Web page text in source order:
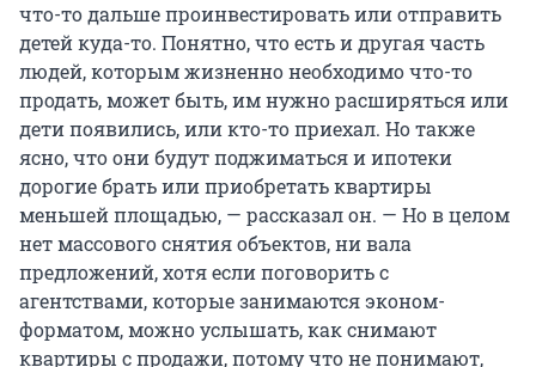
что-то дальше проинвестировать или отправить
детей куда-то. Понятно, что есть и другая часть
людей, которым жизненно необходимо что-то
продать, может быть, им нужно расширяться или
дети появились, или кто-то приехал. Но также
ясно, что они будут поджиматься и ипотеки
дорогие брать или приобретать квартиры
меньшей площадью, — рассказал он. — Но в целом
нет массового снятия объектов, ни вала
предложений, хотя если поговорить с
агентствами, которые занимаются эконом-
форматом, можно услышать, как снимают
квартиры с продажи, потому что не понимают,